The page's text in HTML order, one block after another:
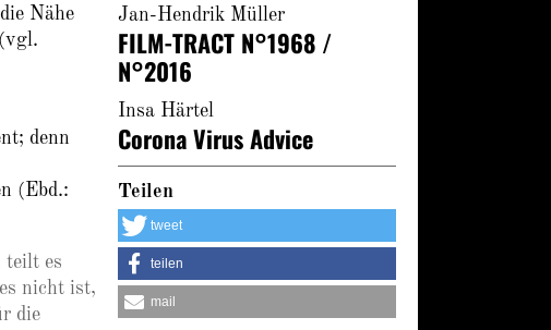
Nähe
denn
(Ebd.:
teilt es
nicht ist,
die
Jan-Hendrik Müller
FILM-TRACT N°1968 /
N°2016
Insa Härtel
Corona Virus Advice
Teilen
tweet
teilen
mail